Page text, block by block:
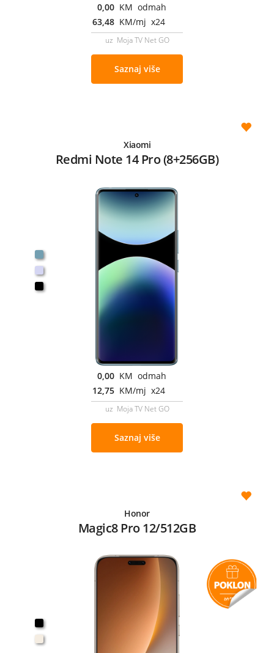
0,00 KM odmah
63,48 KM/mj x24
uz Moja TV Net GO
Saznaj više
Xiaomi
Redmi Note 14 Pro (8+256GB)
0,00 KM odmah
12,75 KM/mj x24
uz Moja TV Net GO
Saznaj više
Honor
Magic8 Pro 12/512GB